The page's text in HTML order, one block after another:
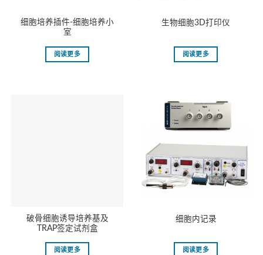
细胞培养插件-细胞培养⼩
室
阅读更多
生物细胞3D打印仪
阅读更多
破骨细胞诱导培养基及
TRAP签定试剂盒
阅读更多
细胞内记录
阅读更多